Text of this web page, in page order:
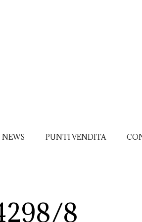
NEWS PUNTI VENDITA
8